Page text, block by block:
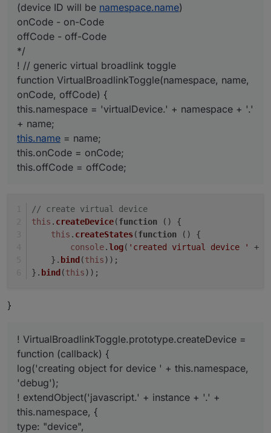
(device ID will be namespace.name)
onCode - on-Code
offCode - off-Code
*/
! // generic virtual broadlink toggle
function VirtualBroadlinkToggle(namespace, name,
onCode, offCode) {
this.namespace = 'virtualDevice.' + namespace + '.'
+ name;
this.name = name;
this.onCode = onCode;
this.offCode = offCode;
// create virtual device
this . createDevice(function ( ) {
this . createStates(function ( ) {
console.log( 'created virtual device ' +
    }.
bind (this));
}. bind (this));
}
! VirtualBroadlinkToggle.prototype.createDevice =
function (callback) {
log('creating object for device ' + this.namespace,
'debug');
! extendObject('javascript.' + instance + '.' +
this.namespace, {
type: "device",